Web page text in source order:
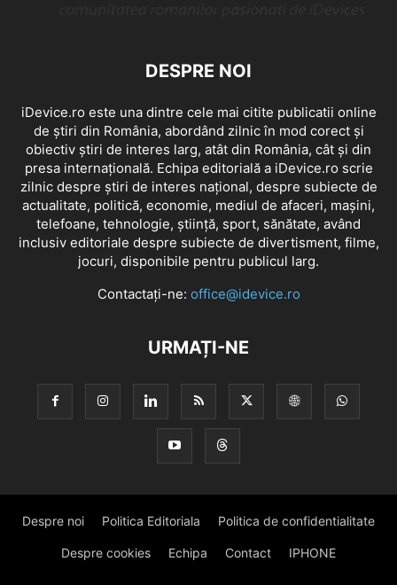
DESPRE NOI
iDevice.ro este una dintre cele mai citite publicatii online
de știri din România, abordând zilnic în mod corect și
obiectiv știri de interes larg, atât din România, cât și din
presa internațională. Echipa editorială a iDevice.ro scrie
zilnic despre știri de interes național, despre subiecte de
actualitate, politică, economie, mediul de afaceri, mașini,
telefoane, tehnologie, știință, sport, sănătate, având
inclusiv editoriale despre subiecte de divertisment, filme,
jocuri, disponibile pentru publicul larg.
Contactați-ne: office@idevice.ro
URMAȚI-NE
Despre noi Politica Editoriala Politica de confidentialitate
Despre cookies Echipa Contact IPHONE